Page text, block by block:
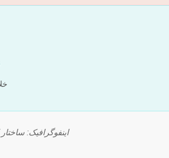
اینفوگرافیک: